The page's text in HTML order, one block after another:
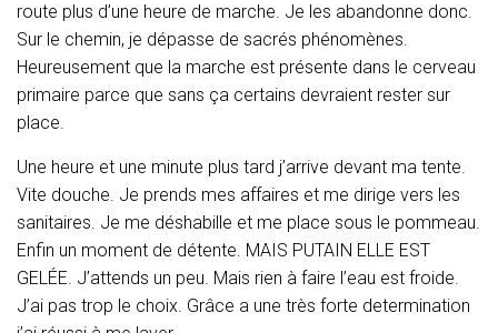
route plus d’une heure de marche. Je les abandonne donc.
Sur le chemin, je dépasse de sacrés phénomènes.
Heureusement que la marche est présente dans le cerveau
primaire parce que sans ça certains devraient rester sur
place.
Une heure et une minute plus tard j’arrive devant ma tente.
Vite douche. Je prends mes affaires et me dirige vers les
sanitaires. Je me déshabille et me place sous le pommeau.
Enfin un moment de détente. MAIS PUTAIN ELLE EST
GELÉE. J’attends un peu. Mais rien à faire l’eau est froide.
J’ai pas trop le choix. Grâce a une très forte determination